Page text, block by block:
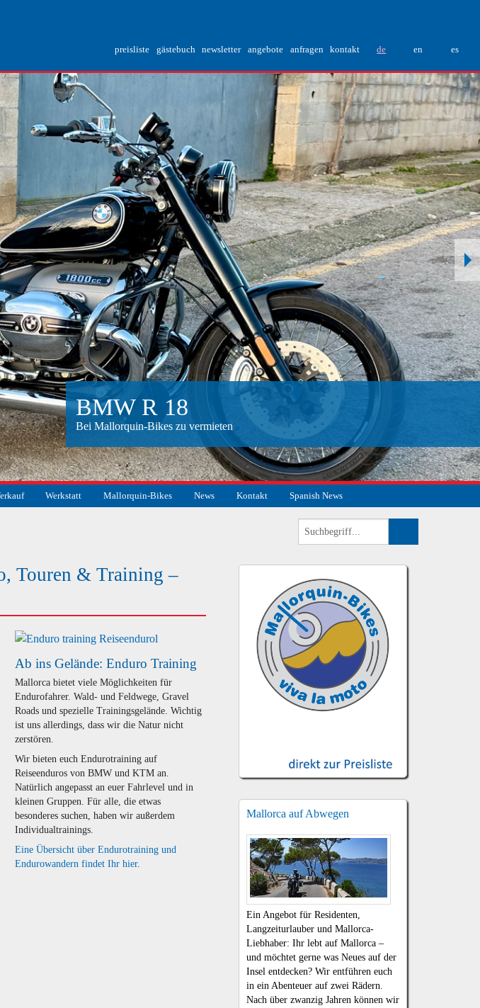
preisliste gästebuch newsletter angebote anfragen kontakt de en es
BMW R 18
Bei Mallorquin-Bikes zu vermieten
Werkstatt Mallorquin-Bikes News Kontakt Spanish News
Mallorca auf Abwegen
Ein Angebot für Residenten,
Langzeiturlauber und Mallorca-
Liebhaber: Ihr lebt auf Mallorca –
und möchtet gerne was Neues auf der
Insel entdecken? Wir entführen euch
in ein Abenteuer auf zwei Rädern.
Nach über zwanzig Jahren können wir
Touren & Training –
Ab ins Gelände: Enduro Training
Mallorca bietet viele Möglichkeiten für
Endurofahrer. Wald- und Feldwege, Gravel
Roads und spezielle Trainingsgelände. Wichtig
ist uns allerdings, dass wir die Natur nicht
zerstören.
Wir bieten euch Endurotraining auf
Reiseenduros von BMW und KTM an.
Natürlich angepasst an euer Fahrlevel und in
kleinen Gruppen. Für alle, die etwas
besonderes suchen, haben wir außerdem
Individualtrainings.
Eine Übersicht über Endurotraining und
Endurowandern findet Ihr hier.